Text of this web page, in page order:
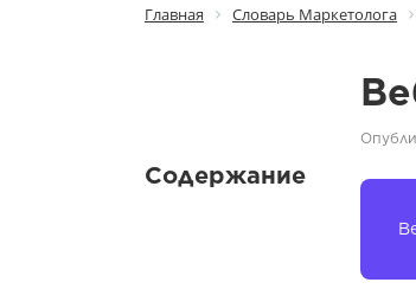
Главная Словарь Маркетолога
Содержание